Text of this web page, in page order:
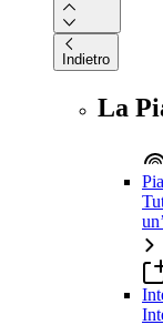
Indietro
La